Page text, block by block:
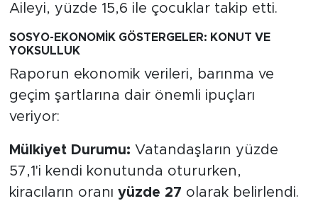
Aileyi, yüzde 15,6 ile çocuklar takip etti.
SOSYO-EKONOMİK GÖSTERGELER: KONUT VE
YOKSULLUK
Raporun ekonomik verileri, barınma ve
geçim şartlarına dair önemli ipuçları
veriyor:
Mülkiyet Durumu: Vatandaşların yüzde
57,1'i kendi konutunda otururken,
kiracıların oranı yüzde 27 olarak belirlendi.